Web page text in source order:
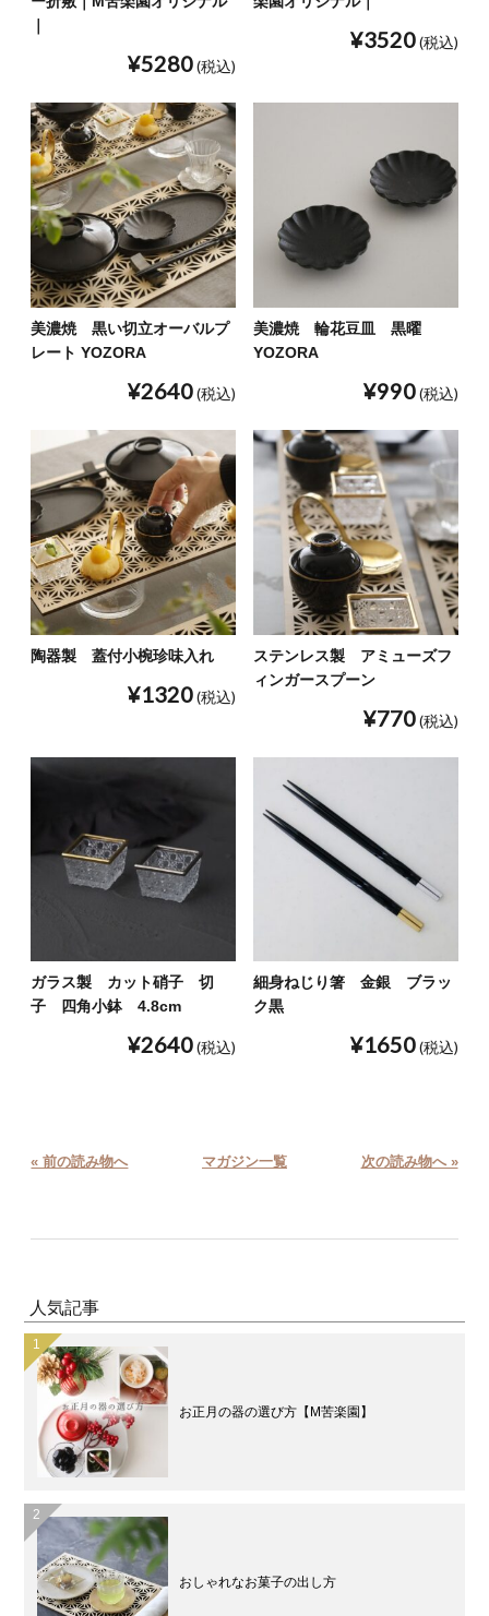
¥5280(税込)
¥3520 (税込)
美濃焼 黒い切立オーバルプ
レート YOZORA
¥2640(税込)
美濃焼 輪花豆皿 黒曜
YOZORA
¥990 (税込)
陶器製 蓋付小椀珍味入れ
¥1320(税込)
ステンレス製 アミューズフ
ィンガースプーン
¥770 (税込)
ガラス製 カット硝子 切
子 四角小鉢 4.8cm
¥2640(税込)
細身ねじり箸 金銀 ブラッ
ク黒
¥1650 (税込)
« 前の読み物へ マガジン一覧 次の読み物へ »
人気記事
お正月の器の選び方【M苦楽園】
おしゃれなお菓子の出し方